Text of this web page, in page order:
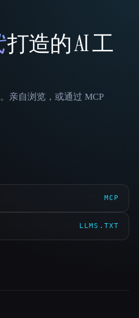
打造的 AI 工
亲自浏览，或通过 MCP
MCP
LLMS.TXT